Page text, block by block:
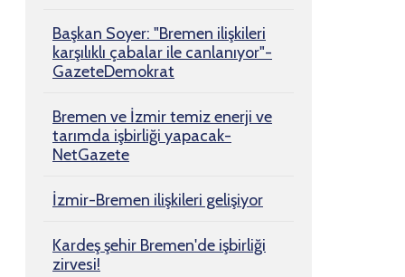
Başkan Soyer: "Bremen ilişkileri
karşılıklı çabalar ile canlanıyor"-
GazeteDemokrat
Bremen ve İzmir temiz enerji ve
tarımda işbirliği yapacak-
NetGazete
İzmir-Bremen ilişkileri gelişiyor
Kardeş şehir Bremen'de işbirliği
zirvesi!